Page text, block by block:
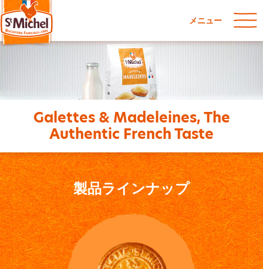
メニュー
Galettes & Madeleines, The
Authentic French Taste
製品ラインナップ